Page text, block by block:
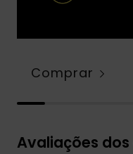
Comprar
Avaliações